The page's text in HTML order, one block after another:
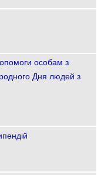
особам з
Дня людей з